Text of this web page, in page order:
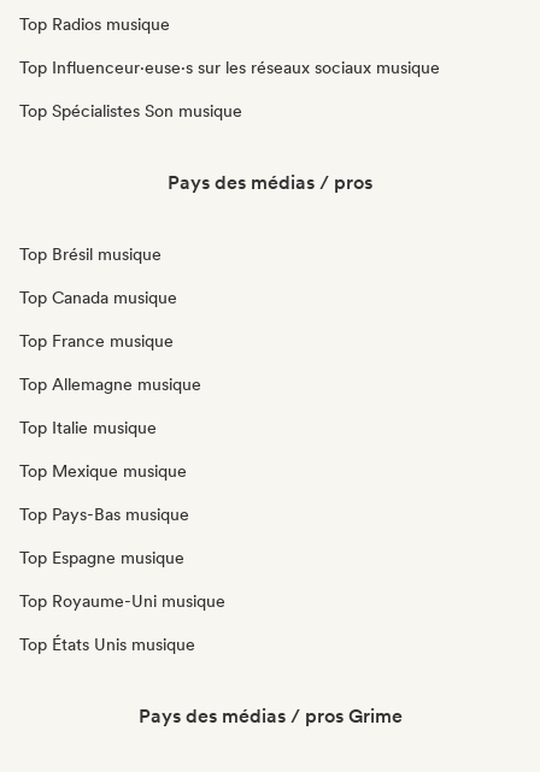
Top Radios musique
Top Influenceur·euse·s sur les réseaux sociaux musique
Top Spécialistes Son musique
Pays des médias / pros
Top Brésil musique
Top Canada musique
Top France musique
Top Allemagne musique
Top Italie musique
Top Mexique musique
Top Pays-Bas musique
Top Espagne musique
Top Royaume-Uni musique
Top États Unis musique
Pays des médias / pros Grime